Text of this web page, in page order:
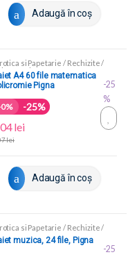
Adaugă în coș
si Papetarie / Rechizite/
scolare
A4 60 file matematica
Pigna
0% -25%
lei
lei
Adaugă în coș
-25
%
si Papetarie / Rechizite/
scolare
muzica, 24 file, Pigna
-25